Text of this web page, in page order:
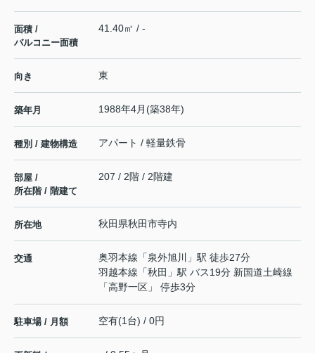
面積 /
バルコニー面積
41.40㎡ / -
向き 東
築年月 1988年4月(築38年)
種別 / 建物構造 アパート / 軽量鉄骨
部屋 /
所在階 / 階建て
207 / 2階 / 2階建
所在地 秋田県秋田市寺内
交通 奥羽本線 「泉外旭川
」駅 徒歩27分
羽越本線 「秋田 」駅 バス19分 新国道土崎線
「高野一区」 停歩3分
駐車場 / 月額 空有(1台) / 0円